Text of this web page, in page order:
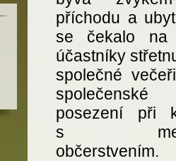
příchodu a
se čekalo na
účastníky
společné
společenské
posezení při
s
občerstvením.